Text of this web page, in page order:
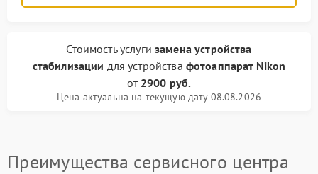
Стоимость услуги замена устройства
стабилизации для устройства фотоаппарат Nikon
от 2900 руб.
Цена актуальна на текущую дату 08.08.2026
Преимущества сервисного центра